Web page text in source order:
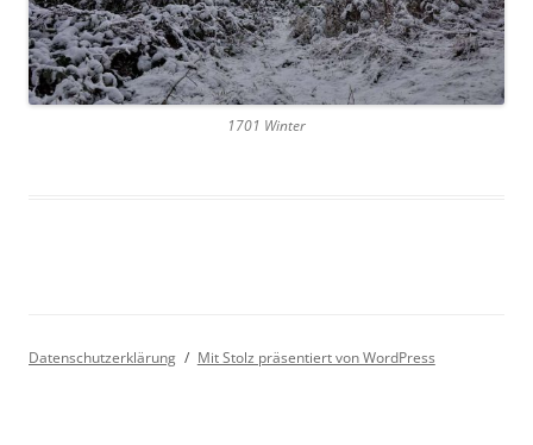
1701 Winter
Datenschutzerklärung Mit Stolz präsentiert von WordPress